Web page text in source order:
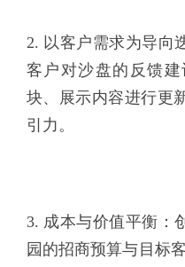
2. 以客户需求为导向
客户对沙盘的反馈
块、展示内容进行更
引力。
3. 成本与价值平衡：
园的招商预算与目标